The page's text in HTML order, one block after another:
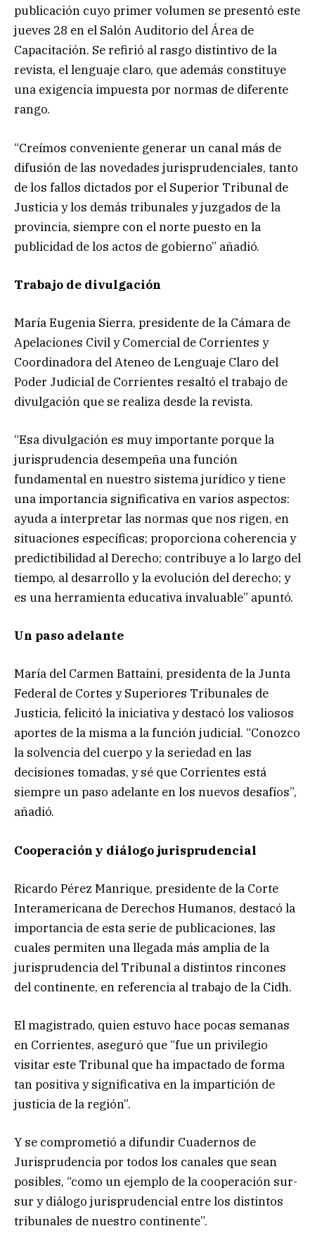
publicación cuyo primer volumen se presentó este
jueves 28 en el Salón Auditorio del Área de
Capacitación. Se refirió al rasgo distintivo de la
revista, el lenguaje claro, que además constituye
una exigencia impuesta por normas de diferente
rango.
“Creímos conveniente generar un canal más de
difusión de las novedades jurisprudenciales, tanto
de los fallos dictados por el Superior Tribunal de
Justicia y los demás tribunales y juzgados de la
provincia, siempre con el norte puesto en la
publicidad de los actos de gobierno” añadió.
Trabajo de divulgación
María Eugenia Sierra, presidente de la Cámara de
Apelaciones Civil y Comercial de Corrientes y
Coordinadora del Ateneo de Lenguaje Claro del
Poder Judicial de Corrientes resaltó el trabajo de
divulgación que se realiza desde la revista.
“Esa divulgación es muy importante porque la
jurisprudencia desempeña una función
fundamental en nuestro sistema jurídico y tiene
una importancia significativa en varios aspectos:
ayuda a interpretar las normas que nos rigen, en
situaciones específicas; proporciona coherencia y
predictibilidad al Derecho; contribuye a lo largo del
tiempo, al desarrollo y la evolución del derecho; y
es una herramienta educativa invaluable” apuntó.
Un paso adelante
María del Carmen Battaini, presidenta de la Junta
Federal de Cortes y Superiores Tribunales de
Justicia, felicitó la iniciativa y destacó los valiosos
aportes de la misma a la función judicial. “Conozco
la solvencia del cuerpo y la seriedad en las
decisiones tomadas, y sé que Corrientes está
siempre un paso adelante en los nuevos desafíos”,
añadió.
Cooperación y diálogo jurisprudencial
Ricardo Pérez Manrique, presidente de la Corte
Interamericana de Derechos Humanos, destacó la
importancia de esta serie de publicaciones, las
cuales permiten una llegada más amplia de la
jurisprudencia del Tribunal a distintos rincones
del continente, en referencia al trabajo de la Cidh.
El magistrado, quien estuvo hace pocas semanas
en Corrientes, aseguró que “fue un privilegio
visitar este Tribunal que ha impactado de forma
tan positiva y significativa en la impartición de
justicia de la región”.
Y se comprometió a difundir Cuadernos de
Jurisprudencia por todos los canales que sean
posibles, “como un ejemplo de la cooperación sur-
sur y diálogo jurisprudencial entre los distintos
tribunales de nuestro continente”.